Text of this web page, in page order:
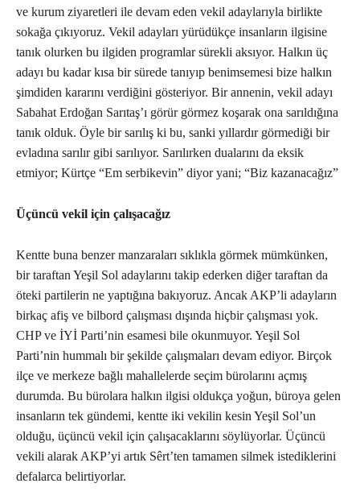
ve kurum ziyaretleri ile devam eden vekil adaylarıyla birlikte
sokağa çıkıyoruz. Vekil adayları yürüdükçe insanların ilgisine
tanık olurken bu ilgiden programlar sürekli aksıyor. Halkın üç
adayı bu kadar kısa bir sürede tanıyıp benimsemesi bize halkın
şimdiden kararını verdiğini gösteriyor. Bir annenin, vekil adayı
Sabahat Erdoğan Sarıtaş’ı görür görmez koşarak ona sarıldığına
tanık olduk. Öyle bir sarılış ki bu, sanki yıllardır görmediği bir
evladına sarılır gibi sarılıyor. Sarılırken dualarını da eksik
etmiyor; Kürtçe “Em serbikevin” diyor yani; “Biz kazanacağız”
Üçüncü vekil için çalışacağız
Kentte buna benzer manzaraları sıklıkla görmek mümkünken,
bir taraftan Yeşil Sol adaylarını takip ederken diğer taraftan da
öteki partilerin ne yaptığına bakıyoruz. Ancak AKP’li adayların
birkaç afiş ve bilbord çalışması dışında hiçbir çalışması yok.
CHP ve İYİ Parti’nin esamesi bile okunmuyor. Yeşil Sol
Parti’nin hummalı bir şekilde çalışmaları devam ediyor. Birçok
ilçe ve merkeze bağlı mahallelerde seçim bürolarını açmış
durumda. Bu bürolara halkın ilgisi oldukça yoğun, büroya gelen
insanların tek gündemi, kentte iki vekilin kesin Yeşil Sol’un
olduğu, üçüncü vekil için çalışacaklarını söylüyorlar. Üçüncü
vekili alarak AKP’yi artık Sêrt’ten tamamen silmek istediklerini
defalarca belirtiyorlar.